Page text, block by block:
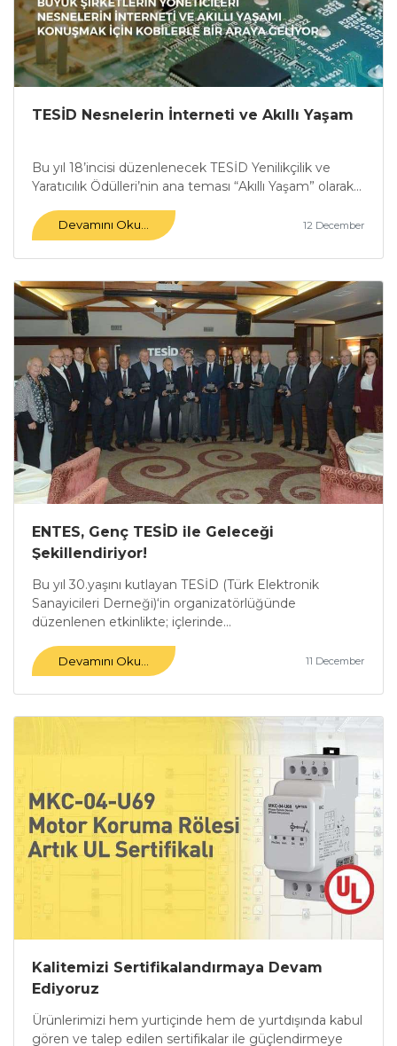
TESİD Nesnelerin İnterneti ve Akıllı Yaşam
Bu yıl 18’incisi düzenlenecek TESİD Yenilikçilik ve
Yaratıcılık Ödülleri’nin ana teması “Akıllı Yaşam” olarak...
Devamını Oku... 12 December
ENTES, Genç TESİD ile Geleceği
Şekillendiriyor!
Bu yıl 30.yaşını kutlayan TESİD (Türk Elektronik
Sanayicileri Derneği)‘in organizatörlüğünde
düzenlenen etkinlikte; içlerinde...
Devamını Oku... 11 December
Kalitemizi Sertifikalandırmaya Devam
Ediyoruz
Ürünlerimizi hem yurtiçinde hem de yurtdışında kabul
gören ve talep edilen sertifikalar ile güçlendirmeye